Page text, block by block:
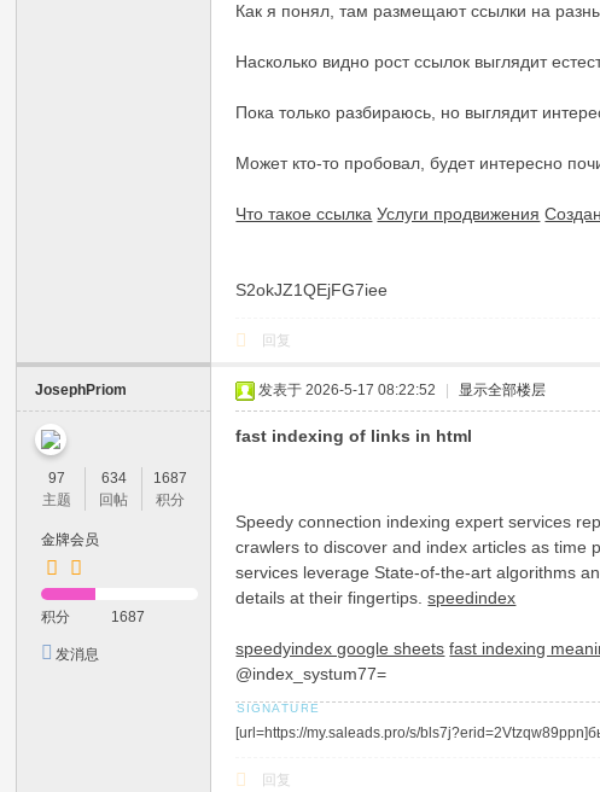
Как я понял, там размещают ссылки на
Насколько видно рост ссылок выглядит
Пока только разбираюсь, но выглядит
Может кто-то пробовал, будет интересно
Что такое ссылка Услуги продвижения
S2okJZ1QEjFG7iee
回复
JosephPriom
97
主题
634
回帖
1687
积分
金牌会员
积分 1687
发消息
发表于 2026-5-17 08:22:52 显示全部楼层
fast indexing of links in html
Speedy connection indexing expert services
crawlers to discover and index articles as time
services leverage State-of-the-art algorithms
details at their fingertips.speedindex
speedyindex google sheets fast indexing
@index_systum77=
[url=https://my.saleads.pro/s/
回复